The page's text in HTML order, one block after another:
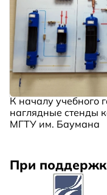
К началу учебного
наглядные стенды
МГТУ им. Баумана
При